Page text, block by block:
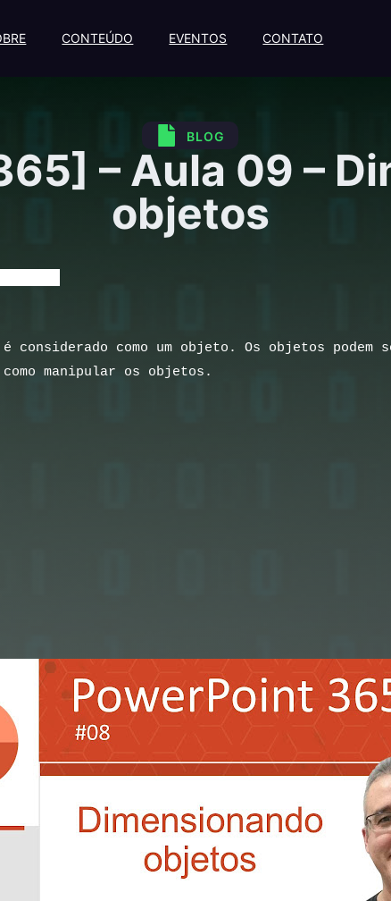
CONTEÚDO EVENTOS CONTATO
BLOG
– Aula 09 –
objetos
considerado como um objeto. Os objetos podem
manipular os objetos.